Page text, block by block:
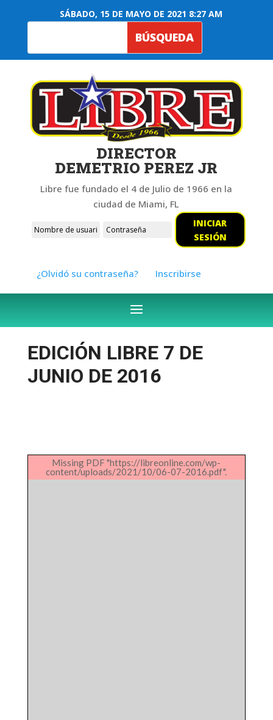
SÁBADO, 15 DE MAYO DE 2021 8:27 AM
DIRECTOR
DEMETRIO PEREZ JR
Libre fue fundado el 4 de Julio de 1966 en la
ciudad de Miami, FL
INICIAR
SESIÓN
¿Olvidó su contraseña? Inscribirse
EDICIÓN LIBRE 7 DE
JUNIO DE 2016
Missing PDF "https://libreonline.com/wp-
content/uploads/2021/10/06-07-2016.pdf".